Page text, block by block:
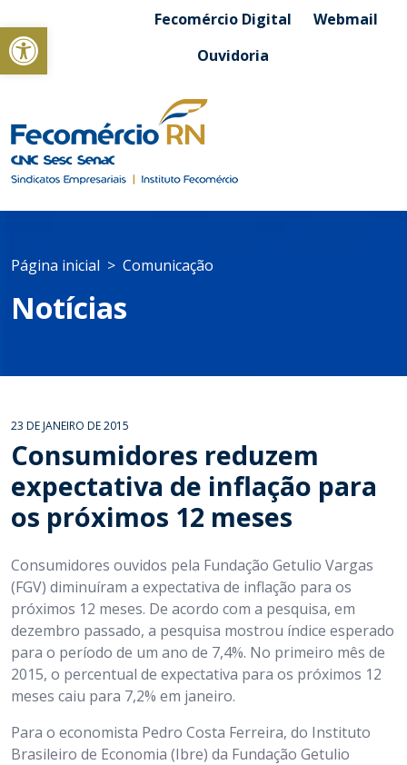
Abrir a barra de ferramentasFecomércio Digital
Webmail
Ouvidoria
Página inicial Comunicação
Notícias
23 DE JANEIRO DE 2015
Consumidores reduzem
expectativa de inflação para
os próximos 12 meses
Consumidores ouvidos pela Fundação Getulio Vargas
(FGV) diminuíram a expectativa de inflação para os
próximos 12 meses. De acordo com a pesquisa, em
dezembro passado, a pesquisa mostrou índice esperado
para o período de um ano de 7,4%. No primeiro mês de
2015, o percentual de expectativa para os próximos 12
meses caiu para 7,2% em janeiro.
Para o economista Pedro Costa Ferreira, do Instituto
Brasileiro de Economia (Ibre) da Fundação Getulio